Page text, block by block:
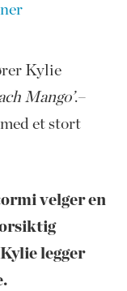
Kylie
Mango’.–
et stort
velger en
legger